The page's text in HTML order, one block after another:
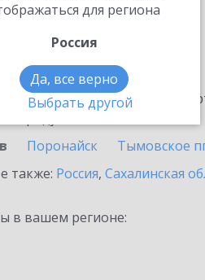
для региона
Россия
Да, все верно
Выбрать другой
1С-ЭПД
с информационными
продукта.
Поронайск Тымовское
также: Россия, Сахалинская
в вашем регионе: